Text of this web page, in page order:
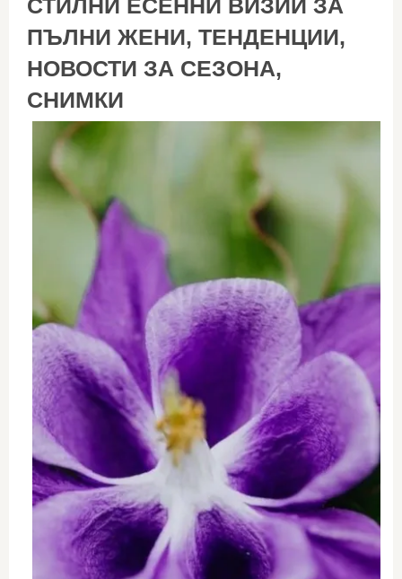
СТИЛНИ ЕСЕННИ ВИЗИИ ЗА
ПЪЛНИ ЖЕНИ, ТЕНДЕНЦИИ,
НОВОСТИ ЗА СЕЗОНА,
СНИМКИ